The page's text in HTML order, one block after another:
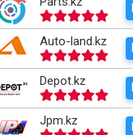
Auto-land.kz
Depot.kz
Jpm.kz